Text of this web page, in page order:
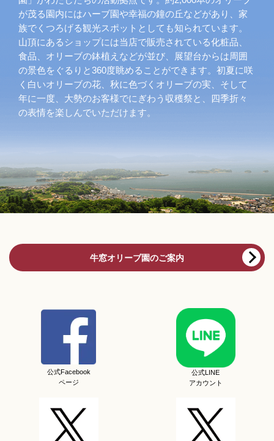
が茂る園内にはハーブ園や幸福の鐘の丘などがあり、家
族でくつろげる観光スポットとしても知られています。
山頂にあるショップには当店で販売されている化粧品、
食品、オリーブの鉢植えなどが並び、展望台からは周囲
の景色をぐるりと360度眺めることができます。初夏に咲
く白いオリーブの花、秋に色づくオリーブの実、そして
年に一度、大勢のお客様でにぎわう収穫祭と、四季折々
の表情を楽しんでいただけます。
牛窓オリーブ園のご案内
公式Facebook
ページ
公式LINE
アカウント